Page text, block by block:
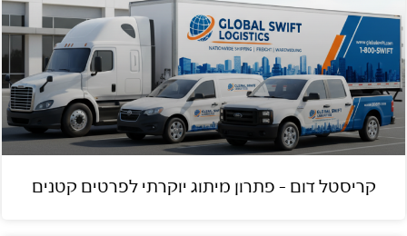
קריסטל דום – פתרון מיתוג יוקרתי לפרטים קטנים